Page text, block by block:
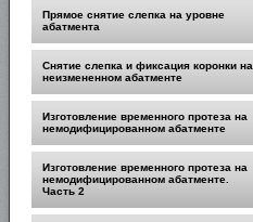
Прямое снятие слепка на уровне
абатмента
Снятие слепка и фиксация коронки на
неизмененном абатменте
Изготовление временного протеза на
немодифицированном абатменте
Изготовление временного протеза на
немодифицированном абатменте.
Часть 2